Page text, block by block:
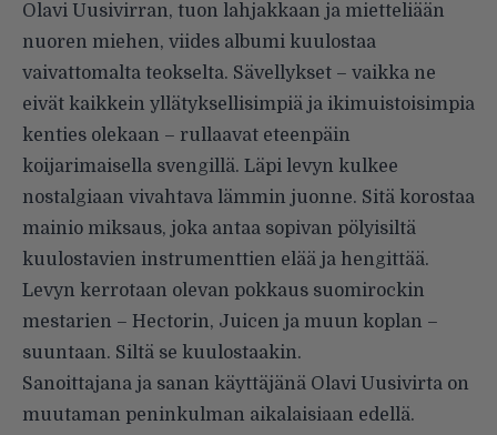
Olavi Uusivirran, tuon lahjakkaan ja mietteliään
nuoren miehen, viides albumi kuulostaa
vaivattomalta teokselta. Sävellykset – vaikka ne
eivät kaikkein yllätyksellisimpiä ja ikimuistoisimpia
kenties olekaan – rullaavat eteenpäin
koijarimaisella svengillä. Läpi levyn kulkee
nostalgiaan vivahtava lämmin juonne. Sitä korostaa
mainio miksaus, joka antaa sopivan pölyisiltä
kuulostavien instrumenttien elää ja hengittää.
Levyn kerrotaan olevan pokkaus suomirockin
mestarien – Hectorin, Juicen ja muun koplan –
suuntaan. Siltä se kuulostaakin.
Sanoittajana ja sanan käyttäjänä Olavi Uusivirta on
muutaman peninkulman aikalaisiaan edellä.